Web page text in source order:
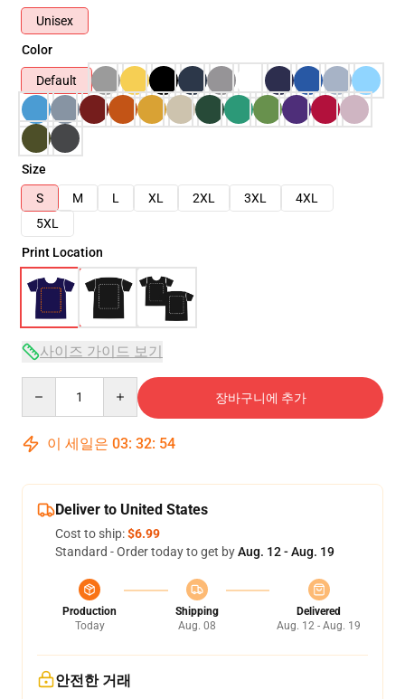
Unisex
Color
Default
Size
S
M L XL 2XL 3XL
4XL
5XL
Print Location
사이즈 가이드 보기
장바구니에 추가
이 세일은 03: 32: 54
Deliver to United States
Cost to ship:$6.99
Standard - Order today to get byAug. 12 - Aug. 19
Production
Today
Shipping
Aug. 08
Delivered
Aug. 12 - Aug. 19
안전한 거래